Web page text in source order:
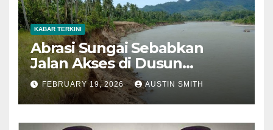
KABAR TERKINI
Abrasi Sungai Sebabkan
Jalan Akses di Dusun
Lalunga Desa Datahu
Amblas
FEBRUARY 19, 2026 AUSTIN SMITH